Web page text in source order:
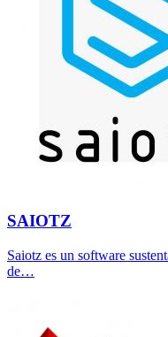
SAIOTZ
Saiotz es un software
de…